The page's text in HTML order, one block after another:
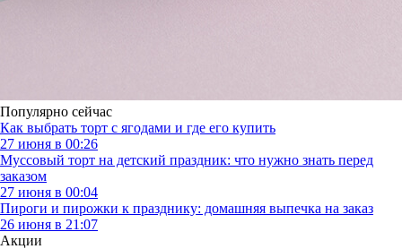
Популярно сейчас
Как выбрать торт с ягодами и где его купить
27 июня в 00:26
Муссовый торт на детский праздник: что нужно знать перед
заказом
27 июня в 00:04
Пироги и пирожки к празднику: домашняя выпечка на заказ
26 июня в 21:07
Акции